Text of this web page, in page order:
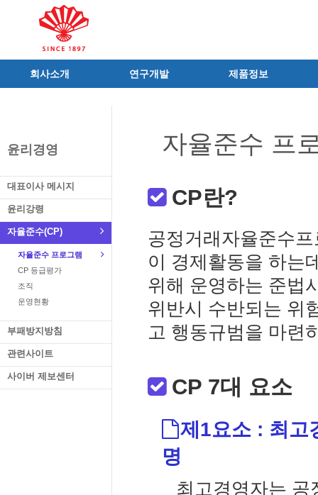
회사소개
사가
연구소/공장
가족친화우수기업
오시는길
가족회사
연구개발
조직 및 업무
기술혁신 네트워크
제품정보
전문의약품
의료기기
의약외품
건강기능식품
식품ㆍ음료
공산품ㆍ기타
윤리경영
대표이사 메시지
윤리강령
자율준수(CP)
자율준수 프로그램
CP 등급평가
조직
운영현황
부패방지방침
관련사이트
사이버 제보센터
자율준수 프
CP란?
공정거래자율준수
이 경제활동을 하는
위해 운영하는 준법
위반시 수반되는 위
고 행동규범을 마련
CP 7대 요소
제1요소 : 최고
명
최고경영자는